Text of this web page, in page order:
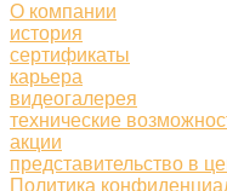
О компании
история
сертификаты
карьера
видеогалерея
технические
акции
представительство в
Политика